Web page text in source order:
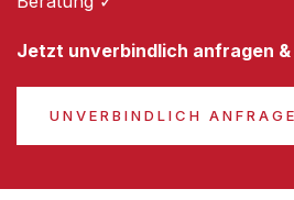
Jetzt unverbindlich anfragen
UNVERBINDLICH